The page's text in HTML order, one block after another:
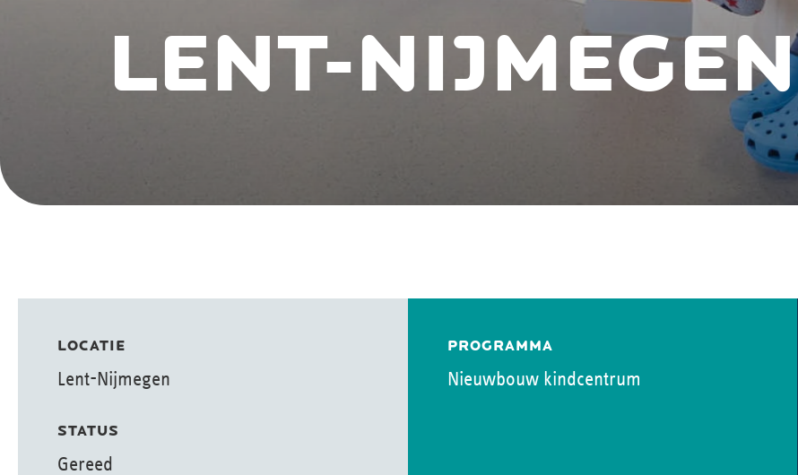
LENT-NIJMEGEN
LOCATIE
Lent-Nijmegen
STATUS
Gereed
PROGRAMMA
Nieuwbouw kindcentrum